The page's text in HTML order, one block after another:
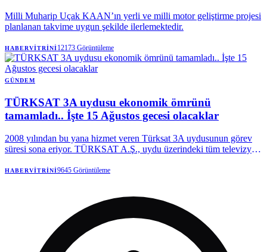
Milli Muharip Uçak KAAN’ın yerli ve milli motor geliştirme projesi
planlanan takvime uygun şekilde ilerlemektedir.
HABERVITRINI12173 Görüntüleme
GÜNDEM
TÜRKSAT 3A uydusu ekonomik ömrünü
tamamladı.. İşte 15 Ağustos gecesi olacaklar
2008 yılından bu yana hizmet veren Türksat 3A uydusunun görev
süresi sona eriyor. TÜRKSAT A.Ş., uydu üzerindeki tüm televizyon
gece filodaki daha yüksek kapasiteli diğer uydulara aktarılacağını
HABERVITRINI9645 Görüntüleme